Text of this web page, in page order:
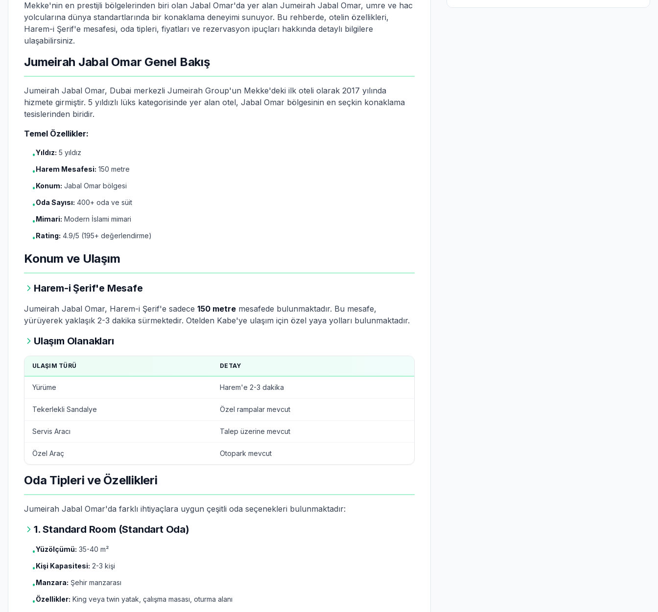
Mekke'nin en prestijli bölgelerinden biri olan Jabal Omar'da yer alan Jumeirah Jabal Omar, umre ve hac
yolcularına dünya standartlarında bir konaklama deneyimi sunuyor. Bu rehberde, otelin özellikleri,
Harem-i Şerif'e mesafesi, oda tipleri, fiyatları ve rezervasyon ipuçları hakkında detaylı bilgilere
ulaşabilirsiniz.
Jumeirah Jabal Omar Genel Bakış
Jumeirah Jabal Omar, Dubai merkezli Jumeirah Group'un Mekke'deki ilk oteli olarak 2017 yılında
hizmete girmiştir. 5 yıldızlı lüks kategorisinde yer alan otel, Jabal Omar bölgesinin en seçkin konaklama
tesislerinden biridir.
Temel Özellikler:
•Yıldız: 5 yıldız
•Harem Mesafesi: 150 metre
•Konum: Jabal Omar bölgesi
•Oda Sayısı: 400+ oda ve süit
•Mimari: Modern İslami mimari
•Rating: 4.9/5 (195+ değerlendirme)
Konum ve Ulaşım
Harem-i Şerif'e Mesafe
Jumeirah Jabal Omar, Harem-i Şerif'e sadece 150 metre mesafede bulunmaktadır. Bu mesafe,
yürüyerek yaklaşık 2-3 dakika sürmektedir. Otelden Kabe'ye ulaşım için özel yaya yolları bulunmaktadır.
Ulaşım Olanakları
ULAŞIM TÜRÜ DETAY
Yürüme Harem'e 2-3 dakika
Tekerlekli Sandalye Özel rampalar mevcut
Servis Aracı Talep üzerine mevcut
Özel Araç Otopark mevcut
Oda Tipleri ve Özellikleri
Jumeirah Jabal Omar'da farklı ihtiyaçlara uygun çeşitli oda seçenekleri bulunmaktadır:
1. Standard Room (Standart Oda)
•Yüzölçümü: 35-40 m²
•Kişi Kapasitesi: 2-3 kişi
•Manzara: Şehir manzarası
•Özellikler: King veya twin yatak, çalışma masası, oturma alanı